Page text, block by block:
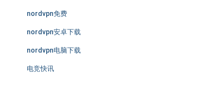
nordvpn免费
nordvpn安卓下载
nordvpn电脑下载
电竞快讯